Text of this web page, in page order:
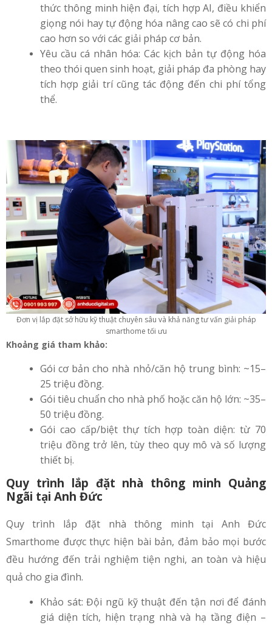
thức thông minh hiện đại, tích hợp AI, điều khiển
giọng nói hay tự động hóa nâng cao sẽ có chi phí
cao hơn so với các giải pháp cơ bản.
Yêu cầu cá nhân hóa: Các kịch bản tự động hóa
theo thói quen sinh hoạt, giải pháp đa phòng hay
tích hợp giải trí cũng tác động đến chi phí tổng
thể.
Đơn vị lắp đặt sở hữu kỹ thuật chuyên sâu và khả năng tư vấn giải pháp
smarthome tối ưu
Khoảng giá tham khảo:
Gói cơ bản cho nhà nhỏ/căn hộ trung bình: ~15–
25 triệu đồng.
Gói tiêu chuẩn cho nhà phố hoặc căn hộ lớn: ~35–
50 triệu đồng.
Gói cao cấp/biệt thự tích hợp toàn diện: từ 70
triệu đồng trở lên, tùy theo quy mô và số lượng
thiết bị.
Quy trình lắp đặt nhà thông minh Quảng
Ngãi tại Anh Đức
Quy trình lắp đặt nhà thông minh tại Anh Đức
Smarthome được thực hiện bài bản, đảm bảo mọi bước
đều hướng đến trải nghiệm tiện nghi, an toàn và hiệu
quả cho gia đình.
Khảo sát: Đội ngũ kỹ thuật đến tận nơi để đánh
giá diện tích, hiện trạng nhà và hạ tầng điện –